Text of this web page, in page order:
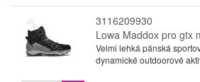
3116209930
Lowa Maddox pro gtx
Velmi lehká pánská
dynamické outdoorové